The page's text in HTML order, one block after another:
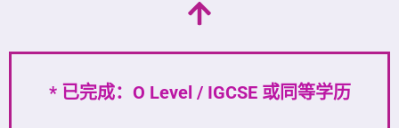
* 已完成：O Level / IGCSE 或同等学历